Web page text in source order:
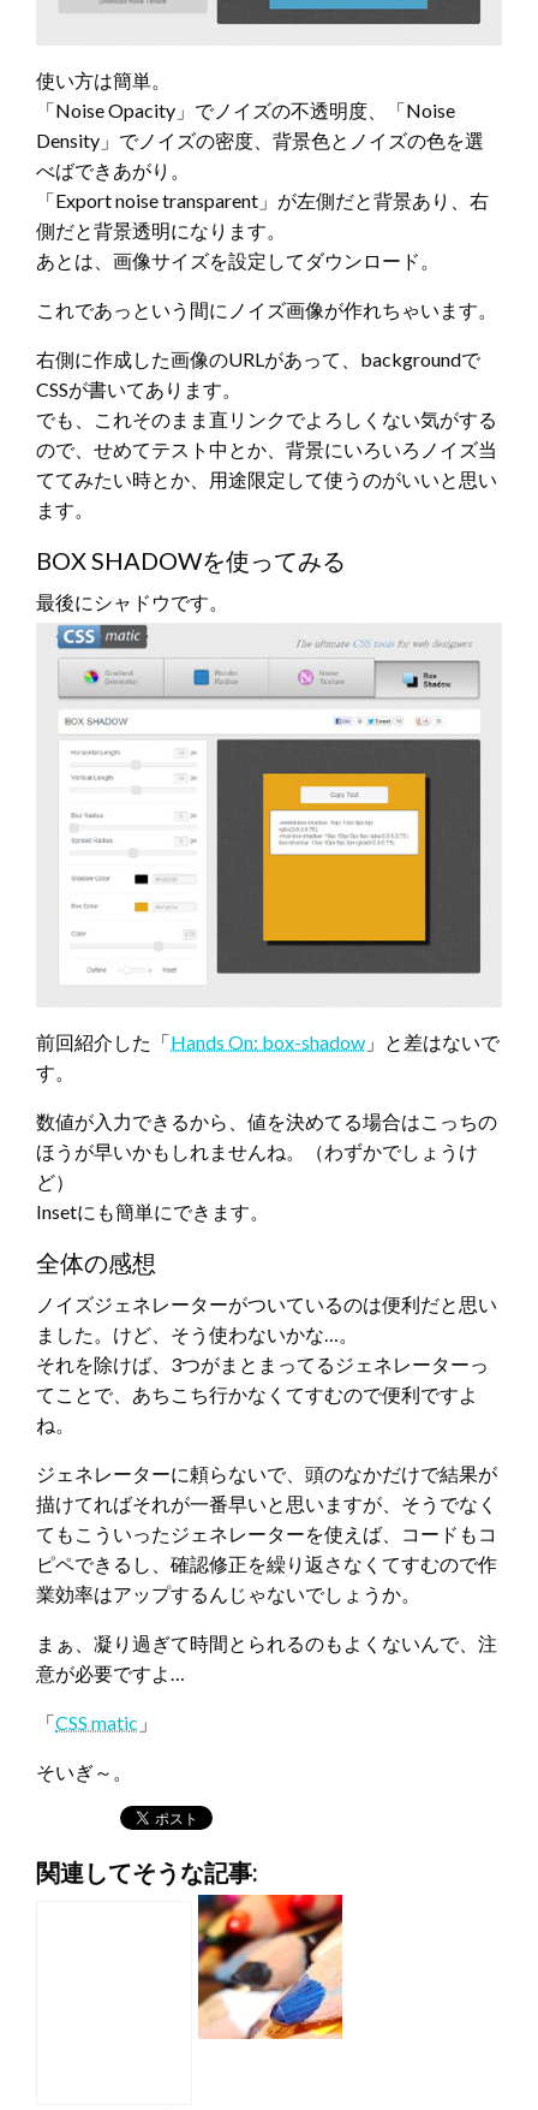
使い方は簡単。
「Noise Opacity」でノイズの不透明度、「Noise
Density」でノイズの密度、背景色とノイズの色を選
べばできあがり。
「Export noise transparent」が左側だと背景あり、右
側だと背景透明になります。
あとは、画像サイズを設定してダウンロード。
これであっという間にノイズ画像が作れちゃいます。
右側に作成した画像のURLがあって、backgroundで
CSSが書いてあります。
でも、これそのまま直リンクでよろしくない気がする
ので、せめてテスト中とか、背景にいろいろノイズ当
ててみたい時とか、用途限定して使うのがいいと思い
ます。
BOX SHADOWを使ってみる
最後にシャドウです。
前回紹介した「Hands On: box-shadow 」と差はないで
す。
数値が入力できるから、値を決めてる場合はこっちの
ほうが早いかもしれませんね。（わずかでしょうけ
ど）
Insetにも簡単にできます。
全体の感想
ノイズジェネレーターがついているのは便利だと思い
ました。けど、そう使わないかな…。
それを除けば、3つがまとまってるジェネレーターっ
てことで、あちこち行かなくてすむので便利ですよ
ね。
ジェネレーターに頼らないで、頭のなかだけで結果が
描けてればそれが一番早いと思いますが、そうでなく
てもこういったジェネレーターを使えば、コードもコ
ピペできるし、確認修正を繰り返さなくてすむので作
業効率はアップするんじゃないでしょうか。
まぁ、凝り過ぎて時間とられるのもよくないんで、注
意が必要ですよ…
「CSS matic 」
そいぎ～。
関連してそうな記事: